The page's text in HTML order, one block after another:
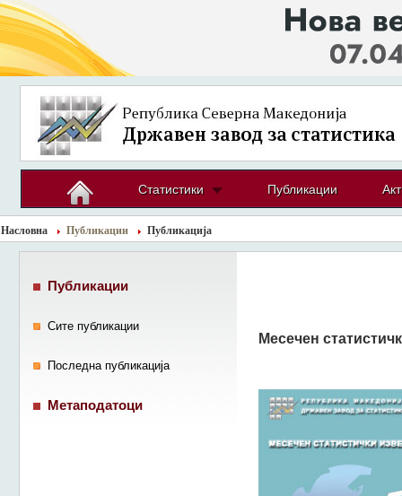
Статистики Публикации
Насловна Публикации Публикација
Месечен
Публикации
Сите публикации
Последна публикација
Метаподатоци